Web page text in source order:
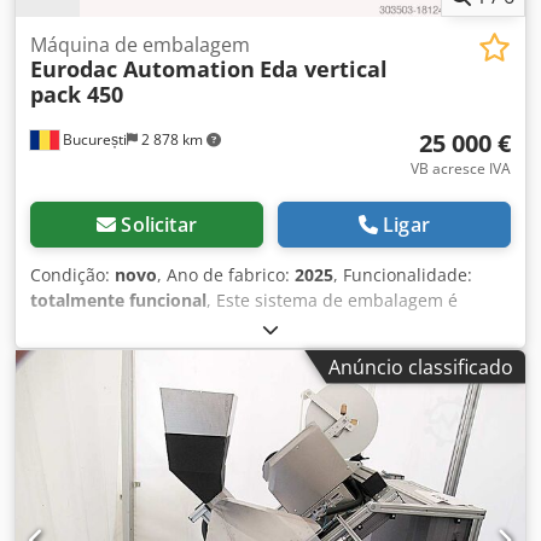
București 2 878 km
Máquina de embalagem
Eurodac Automation Eda vertical
pack 450
25 000 €
VB acresce IVA
Solicitar Ligar
Condição: novo, Ano de fabrico: 2025, Funcionalidade:
totalmente funcional, Este sistema de embalagem é
usado para embalar alimentos e produtos não alimentícios
em diferentes formas: pó, granular, sólidos de formas
irregulares e líquidos. A máquina é composta por um
elevador de alimentação que levanta suavemente os
produtos, o elevador pode ser com copos plásticos em
forma de Z ou com correia de PU ou PVC com estrutura de
aço inoxidável ou pode ser usado um elevador de trado
para produtos granulares ou empoeirados. O produto é
alimentado para um pesador de várias cabeças com 10,
Anúncio classificado